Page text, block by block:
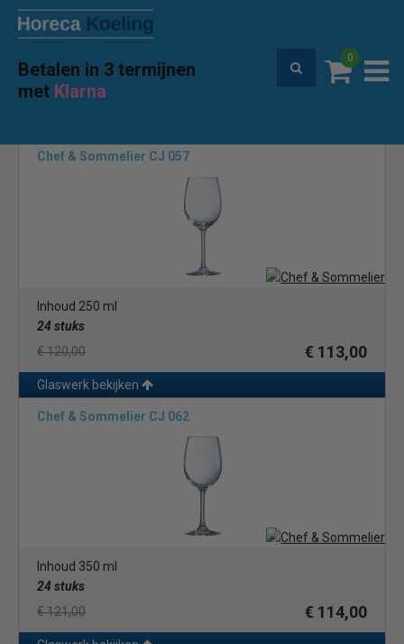
Betalen in 3 termijnen
met Klarna
0
Premium service en garantie
Home Merken
Chef & Sommelier CJ 057
Inhoud 250 ml
24 stuks
€ 120,00
€ 113,00
Glaswerk bekijken
Chef & Sommelier CJ 062
Inhoud 350 ml
24 stuks
€ 121,00
€ 114,00